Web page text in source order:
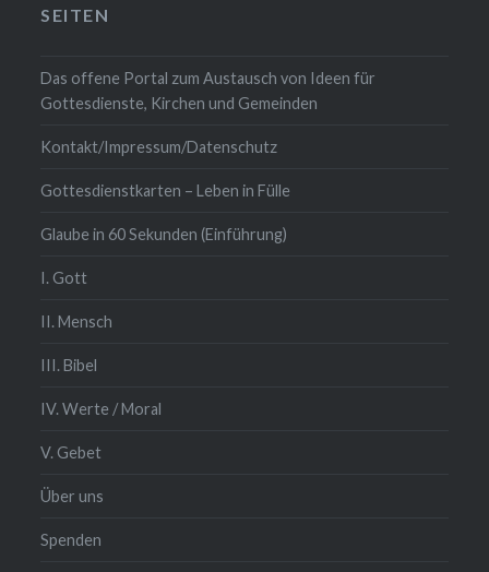
SEITEN
Das offene Portal zum Austausch von Ideen für
Gottesdienste, Kirchen und Gemeinden
Kontakt/Impressum/Datenschutz
Gottesdienstkarten – Leben in Fülle
Glaube in 60 Sekunden (Einführung)
I. Gott
II. Mensch
III. Bibel
IV. Werte / Moral
V. Gebet
Über uns
Spenden